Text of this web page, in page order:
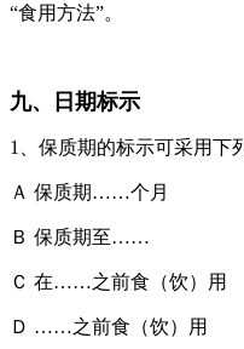
“食用方法”。
九、日期标示
1、保质期的标示可采用下
Ａ 保质期……个月
Ｂ 保质期至……
Ｃ 在……之前食（饮）用
Ｄ ……之前食（饮）用